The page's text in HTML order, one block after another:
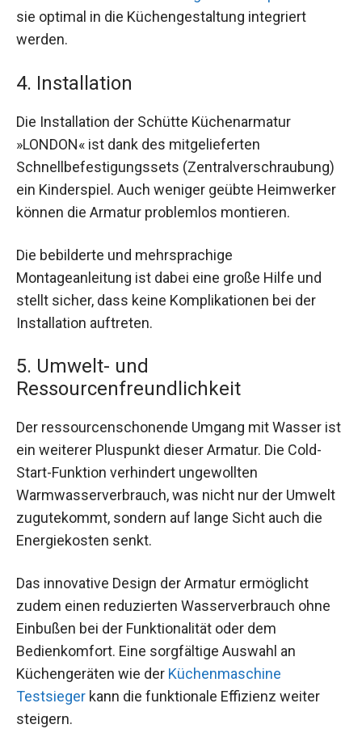
sie optimal in die Küchengestaltung integriert
werden.
4. Installation
Die Installation der Schütte Küchenarmatur
»LONDON« ist dank des mitgelieferten
Schnellbefestigungssets (Zentralverschraubung)
ein Kinderspiel. Auch weniger geübte Heimwerker
können die Armatur problemlos montieren.
Die bebilderte und mehrsprachige
Montageanleitung ist dabei eine große Hilfe und
stellt sicher, dass keine Komplikationen bei der
Installation auftreten.
5. Umwelt- und
Ressourcenfreundlichkeit
Der ressourcenschonende Umgang mit Wasser ist
ein weiterer Pluspunkt dieser Armatur. Die Cold-
Start-Funktion verhindert ungewollten
Warmwasserverbrauch, was nicht nur der Umwelt
zugutekommt, sondern auf lange Sicht auch die
Energiekosten senkt.
Das innovative Design der Armatur ermöglicht
zudem einen reduzierten Wasserverbrauch ohne
Einbußen bei der Funktionalität oder dem
Bedienkomfort. Eine sorgfältige Auswahl an
Küchengeräten wie der Küchenmaschine
Testsieger kann die funktionale Effizienz weiter
steigern.